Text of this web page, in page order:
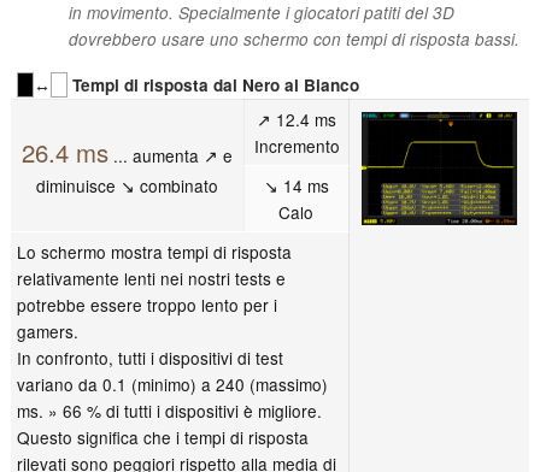
in movimento. Specialmente i giocatori patiti del 3D
dovrebbero usare uno schermo con tempi di risposta bassi.
↔
Tempi di risposta dal Nero al Bianco
26.4 ms ... aumenta ↗ e
diminuisce ↘ combinato
↗ 12.4 ms
Incremento
↘ 14 ms
Calo
Lo schermo mostra tempi di risposta
relativamente lenti nei nostri tests e
potrebbe essere troppo lento per i
gamers.
In confronto, tutti i dispositivi di test
variano da 0.1 (minimo) a 240 (massimo)
ms. » 66 % di tutti i dispositivi è migliore.
Questo significa che i tempi di risposta
rilevati sono peggiori rispetto alla media di